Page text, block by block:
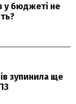
у бюджеті не
зупинила ще